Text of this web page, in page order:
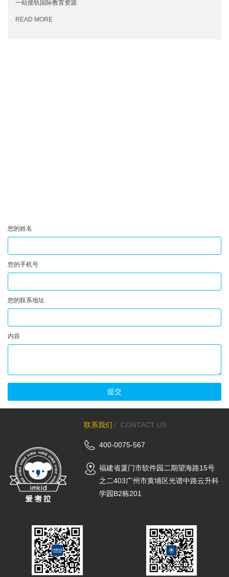
一站接轨国际教育资源
READ MORE
您的姓名
您的手机号
您的联系地址
内容
提交
联系我们 ​ / CONTACT US
400-0075-567
福建省厦门市软件园二期望海路15号
之二403广州市黄埔区光谱中路云升科
学园B2栋201